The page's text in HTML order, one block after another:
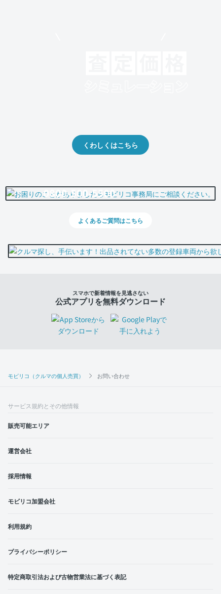
モビリコ（クルマの個人売買） お問い合わせ
くわしくはこちら
0800-500-5500
よくあるご質問はこちら
スマホで新着情報を見逃さない
公式アプリを無料ダウンロード
サービス規約とその他情報
販売可能エリア
運営会社
採用情報
モビリコ加盟会社
利用規約
プライバシーポリシー
特定商取引法および古物営業法に基づく表記